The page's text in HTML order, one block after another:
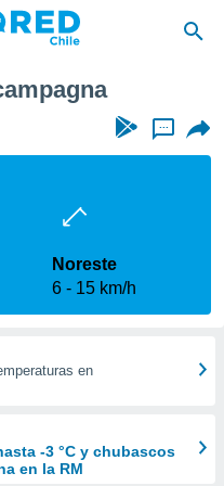
...
Noreste
6
15 km/h
en
-3 °C y chubascos
en la RM